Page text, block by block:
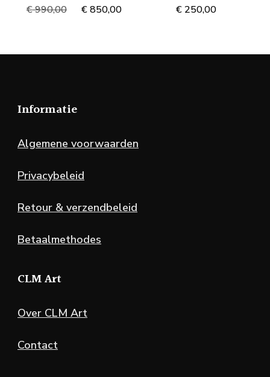
€990,00
Oorspronkelijke
€850,00 €250,00
Informatie
Algemene voorwaarden
Privacybeleid
Retour & verzendbeleid
Betaalmethodes
CLM Art
Over CLM Art
Contact